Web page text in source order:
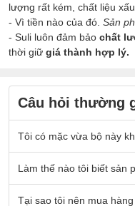
lượng rất kém, chất liệu
- Vì tiền nào của đó. Sản
- Suli luôn đảm bảo chất
thời giữ giá thành hợp lý.
Câu hỏi thường
Tôi có mặc vừa bộ này
Nếu quý khách có cân
phẩm thì sẽ mặc vừa
Sản phẩm được thiết kế
Làm thế nào tôi biết sản
- Chất vải tại Suli luôn là
Tại sao tôi nên mua